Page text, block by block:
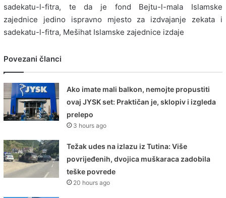
sadekatu-l-fitra, te da je fond Bejtu-l-mala Islamske
zajednice jedino ispravno mjesto za izdvajanje zekata i
sadekatu-l-fitra, Mešihat Islamske zajednice izdaje
Povezani članci
Ako imate mali balkon, nemojte propustiti
ovaj JYSK set: Praktičan je, sklopiv i izgleda
prelepo
3 hours ago
Težak udes na izlazu iz Tutina: Više
povrijeđenih, dvojica muškaraca zadobila
teške povrede
20 hours ago